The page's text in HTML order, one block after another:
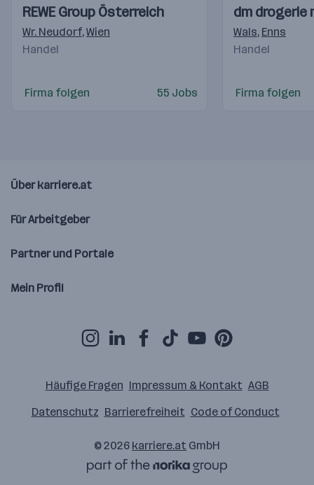
Videos
Einblicke
Einblicke
REWE Group Österreich
Wr. Neudorf,Wien
Handel
Firma folgen 55 Jobs
Videos
Einblicke
Einblicke
dm drogerie
Wals, Enns
Handel
Firma folgen
Über karriere.at
Für Arbeitgeber
Partner und Portale
Mein Profil
Häufige Fragen Impressum & Kontakt AGB
Datenschutz Barrierefreiheit Code of Conduct
© 2026 karriere.at GmbH